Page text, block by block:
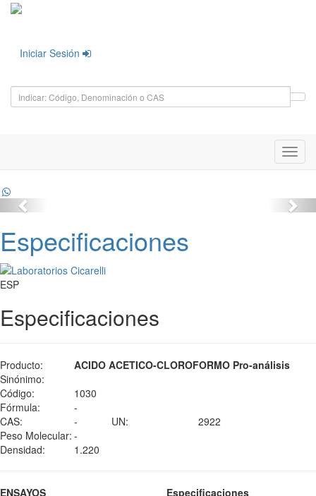
Iniciar Sesión
Especificaciones
ESP
Especificaciones
Producto:
ACIDO ACETICO-CLOROFORMO Pro-análisis
Sinónimo:
Código:
1030
Fórmula:
-
CAS:
- UN:
2922
Peso Molecular: -
Densidad:
1.220
ENSAYOS
Especificaciones